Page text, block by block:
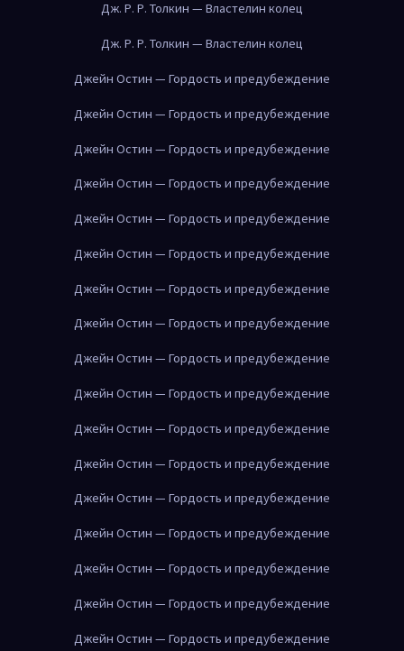
Дж. Р. Р. Толкин — Властелин колец
Дж. Р. Р. Толкин — Властелин колец
Джейн Остин — Гордость и предубеждение
Джейн Остин — Гордость и предубеждение
Джейн Остин — Гордость и предубеждение
Джейн Остин — Гордость и предубеждение
Джейн Остин — Гордость и предубеждение
Джейн Остин — Гордость и предубеждение
Джейн Остин — Гордость и предубеждение
Джейн Остин — Гордость и предубеждение
Джейн Остин — Гордость и предубеждение
Джейн Остин — Гордость и предубеждение
Джейн Остин — Гордость и предубеждение
Джейн Остин — Гордость и предубеждение
Джейн Остин — Гордость и предубеждение
Джейн Остин — Гордость и предубеждение
Джейн Остин — Гордость и предубеждение
Джейн Остин — Гордость и предубеждение
Джейн Остин — Гордость и предубеждение